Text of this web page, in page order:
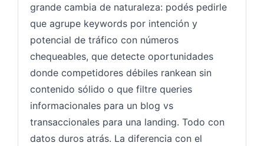
grande cambia de naturaleza: podés pedirle
que agrupe keywords por intención y
potencial de tráfico con números
chequeables, que detecte oportunidades
donde competidores débiles rankean sin
contenido sólido o que filtre queries
informacionales para un blog vs
transaccionales para una landing. Todo con
datos duros atrás. La diferencia con el